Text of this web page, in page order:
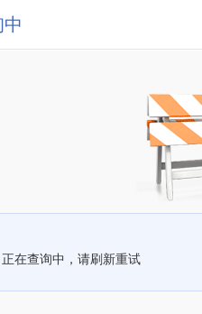
正在查询中，请刷新重试